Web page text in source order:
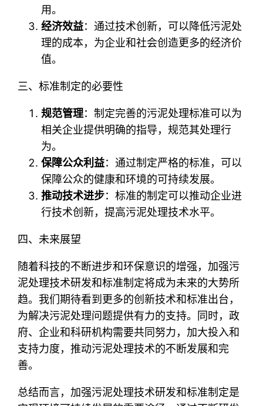
用。
经济效益：通过技术创新，可以降低污泥处
理的成本，为企业和社会创造更多的经济价
值。
三、标准制定的必要性
规范管理：制定完善的污泥处理标准可以为
相关企业提供明确的指导，规范其处理行
为。
保障公众利益：通过制定严格的标准，可以
保障公众的健康和环境的可持续发展。
推动技术进步：标准的制定可以推动企业进
行技术创新，提高污泥处理技术水平。
四、未来展望
随着科技的不断进步和环保意识的增强，加强污
泥处理技术研发和标准制定将成为未来的大势所
趋。我们期待看到更多的创新技术和标准出台，
为解决污泥处理问题提供有力的支持。同时，政
府、企业和科研机构需要共同努力，加大投入和
支持力度，推动污泥处理技术的不断发展和完
善。
总结而言，加强污泥处理技术研发和标准制定是